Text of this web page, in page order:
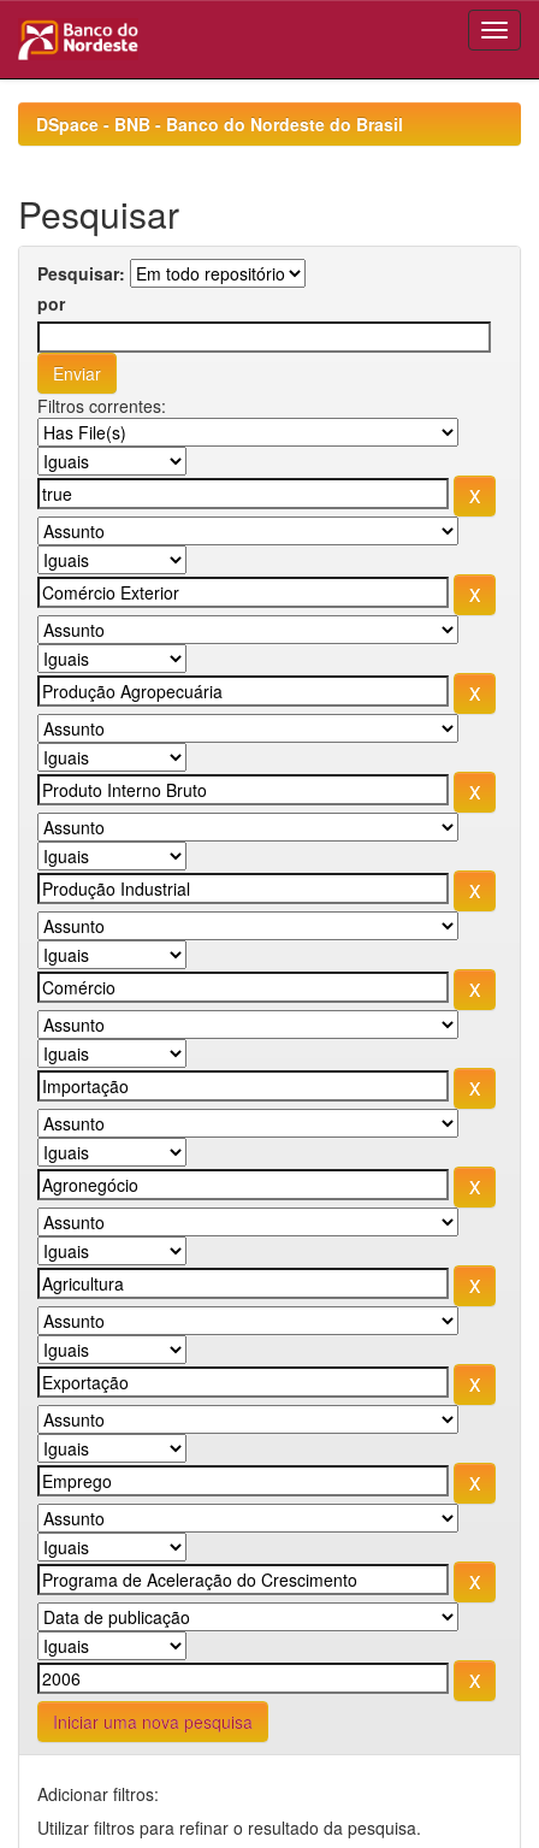
navigationDSpace - BNB - Banco do Nordeste do Brasil
Pesquisar
Pesquisar:
por
Filtros correntes:
Iniciar uma nova pesquisa
Adicionar filtros:
Utilizar filtros para refinar o resultado da pesquisa.